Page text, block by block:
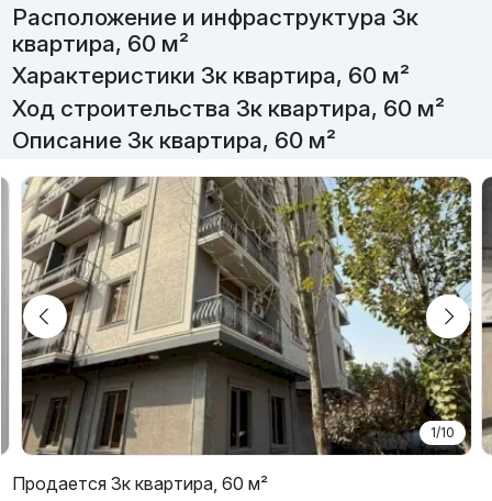
Расположение и инфраструктура 3к
квартира, 60 м²
Характеристики 3к квартира, 60 м²
Ход строительства 3к квартира, 60 м²
Описание 3к квартира, 60 м²
1/10
Продается 3к квартира, 60 м²